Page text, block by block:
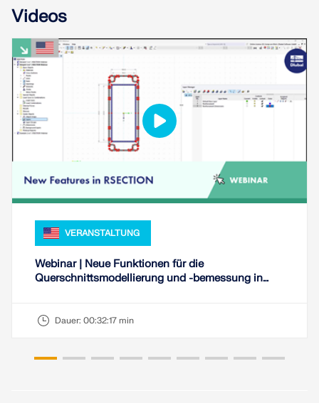
MEHR ERFAHREN
Geo-Zonen-Tool
Der Dlubal-Onlinedienst bietet Zonenkarten zur
schnellen Ermittlung von Schneelasten,
Videos
VERANSTALTUNG
Webinar | Neue Funktionen für die
Querschnittsmodellierung und -bemessung in
Dauer: 00:32:17 min